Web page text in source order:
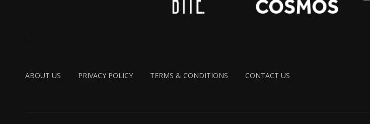
ABOUT US PRIVACY POLICY TERMS & CONDITIONS CONTACT US